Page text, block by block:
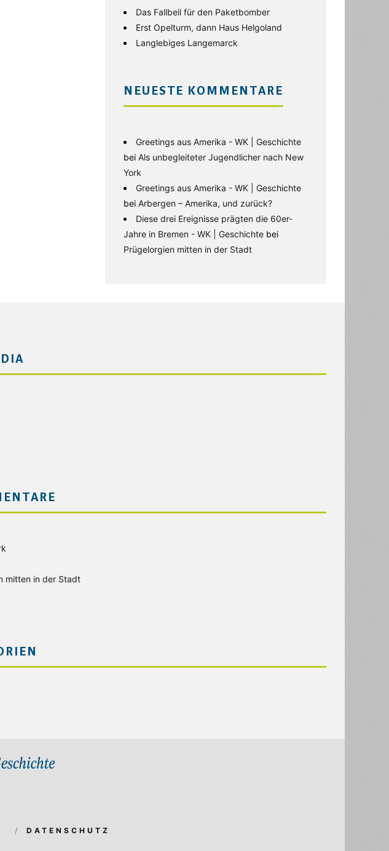
Das Fallbeil für den Paketbomber
Erst Opelturm, dann Haus Helgoland
Langlebiges Langemarck
NEUESTE KOMMENTARE
Greetings aus Amerika - WK | Geschichte
bei Als unbegleiteter Jugendlicher nach New
York
Greetings aus Amerika - WK | Geschichte
bei Arbergen – Amerika, und zurück?
Diese drei Ereignisse prägten die 60er-
Jahre in Bremen - WK | Geschichte bei
Prügelorgien mitten in der Stadt
mitten in der Stadt
DATENSCHUTZ